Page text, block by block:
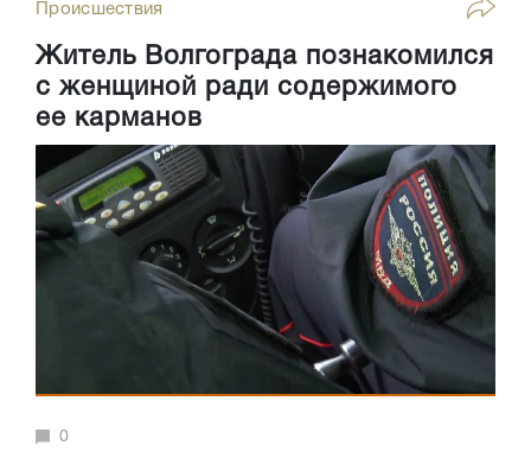
Происшествия
Житель Волгограда познакомился
с женщиной ради содержимого
ее карманов
0